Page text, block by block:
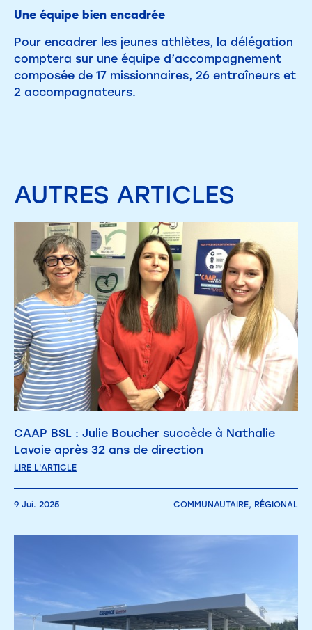
Une équipe bien encadrée
Pour encadrer les jeunes athlètes, la délégation
comptera sur une équipe d’accompagnement
composée de 17 missionnaires, 26 entraîneurs et
2 accompagnateurs.
AUTRES ARTICLES
CAAP BSL : Julie Boucher succède à Nathalie
Lavoie après 32 ans de direction
LIRE L'ARTICLE
9 Jui. 2025 COMMUNAUTAIRE, RÉGIONAL